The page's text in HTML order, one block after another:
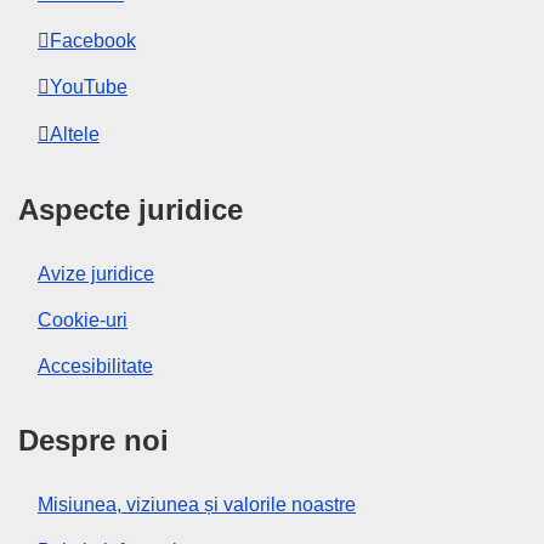
Facebook
YouTube
Altele
Aspecte juridice
Avize juridice
Cookie-uri
Accesibilitate
Despre noi
Misiunea, viziunea și valorile noastre